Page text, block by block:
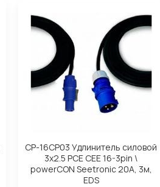
CP-16CP03 Удлинитель силовой
3х2.5 PCE CEE 16-3pin \
powerCON Seetronic 20A, 3м,
EDS